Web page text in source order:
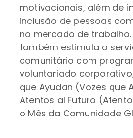
motivacionais, além de
inclusão de pessoas
no mercado de
também estimula o
comunitário com
voluntariado
que Ayudan (Vozes que
Atentos al Futuro
o Mês da Comunidade